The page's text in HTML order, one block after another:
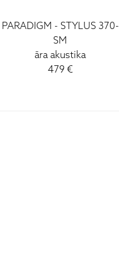
PARADIGM - STYLUS 370-
SM
āra akustika
479 €